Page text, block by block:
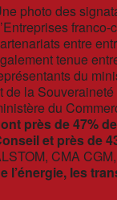
photo des
entre
tenue
du
de la
du
près de 47%
et près de
CMA
l’énergie, les